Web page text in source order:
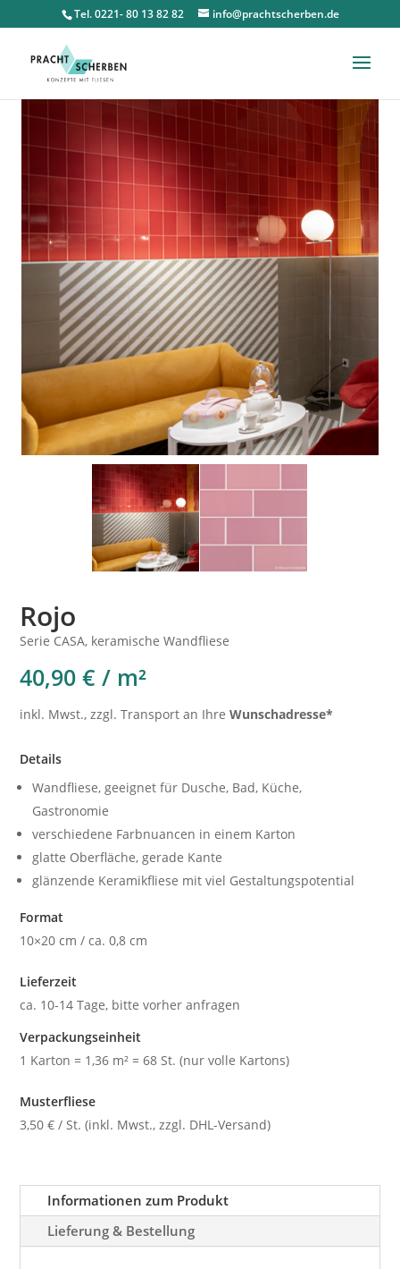
Tel. 0221- 80 13 82 82 info@prachtscherben.de
Rojo
Serie CASA, keramische Wandfliese
40,90 € / m²
inkl. Mwst., zzgl. Transport an IhreWunschadresse*
Details
Wandfliese, geeignet für Dusche, Bad, Küche,
Gastronomie
verschiedene Farbnuancen in einem Karton
glatte Oberfläche, gerade Kante
glänzende Keramikfliese mit viel Gestaltungspotential
Format
10×20 cm / ca. 0,8 cm
Lieferzeit
ca. 10-14 Tage, bitte vorher anfragen
Verpackungseinheit
1 Karton = 1,36 m² = 68 St. (nur volle Kartons)
Musterfliese
3,50 € / St. (inkl. Mwst., zzgl. DHL-Versand)
Informationen zum Produkt
Lieferung & Bestellung